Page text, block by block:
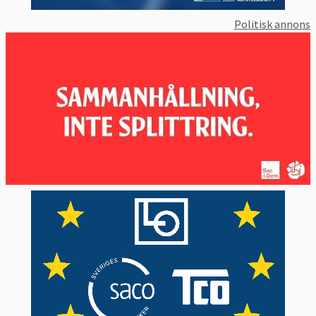
oproportionerligt mot dem eftersom de ofta
har en gammaldags energitillverkning, i
är förutom miljöskäl att skydda ekonomin
mot effekterna av fluktuerande energipriser
och osäker försörjning.
unionen. En viktig partner i energiimporten
är Ryssland. Vid en eventuell energikris har
EU-länderna ett begränsat beredskapslager
av olja.
Politisk annons